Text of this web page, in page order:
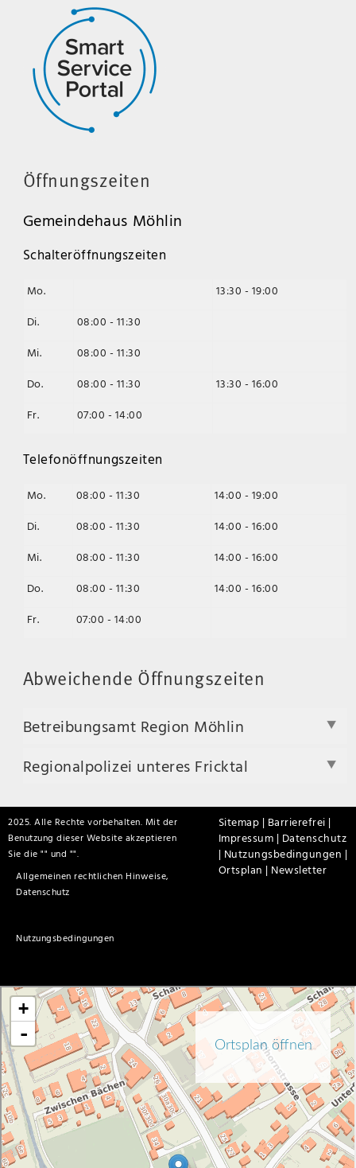
Öffnungszeiten
Gemeindehaus Möhlin
Schalteröffnungszeiten
Mo.
13:30 - 19:00
Di.
08:00 - 11:30
Mi.
08:00 - 11:30
Do.
08:00 - 11:30
13:30 - 16:00
Fr.
07:00 - 14:00
Telefonöffnungszeiten
Mo. 08:00 - 11:30
14:00 - 19:00
Di.
08:00 - 11:30
14:00 - 16:00
Mi.
08:00 - 11:30
14:00 - 16:00
Do.
08:00 - 11:30
14:00 - 16:00
Fr.
07:00 - 14:00
Abweichende Öffnungszeiten
Betreibungsamt Region Möhlin
Regionalpolizei unteres Fricktal
2025. Alle Rechte vorbehalten. Mit der
Benutzung dieser Website akzeptieren
Sie die "
Allgemeinen rechtlichen Hinweise,
Datenschutz
" und "
Nutzungsbedingungen
".
Sitemap | Barrierefrei |
Impressum | Datenschutz
| Nutzungsbedingungen |
Ortsplan | Newsletter